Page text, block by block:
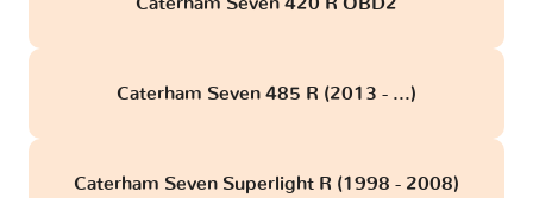
Caterham Seven 485 R (2013 - ...)
Caterham Seven Superlight R (1998 - 2008)